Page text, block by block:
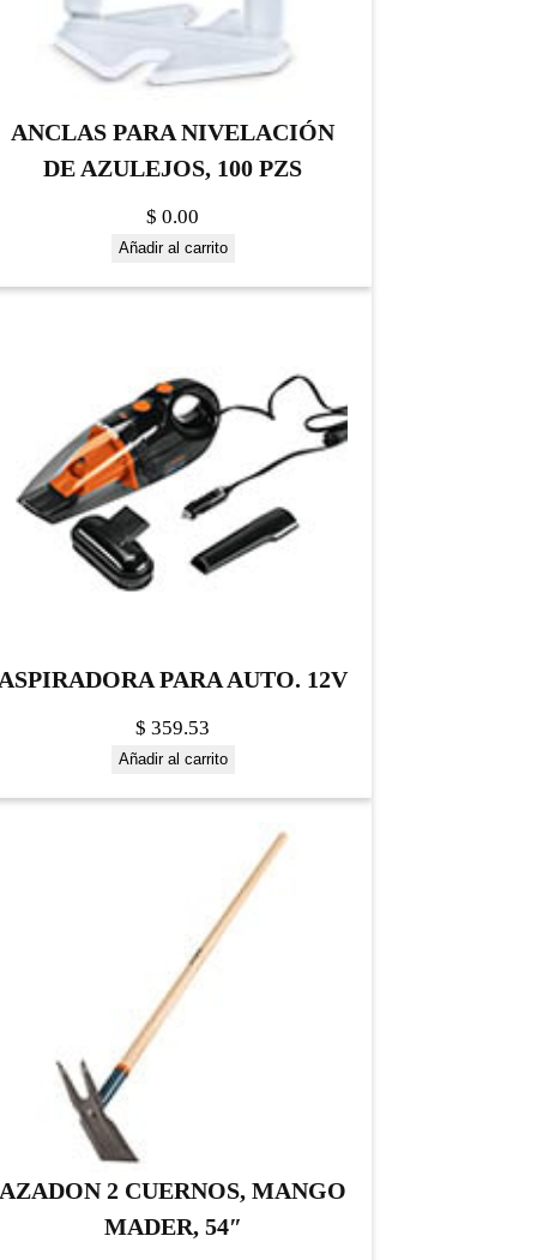
ANCLAS PARA NIVELACIÓN
DE AZULEJOS, 100 PZS
$ 0.00
Añadir al carrito
PARA AUTO. 12V
$ 359.53
Añadir al carrito
AZADON 2 CUERNOS, MANGO
MADER, 54″